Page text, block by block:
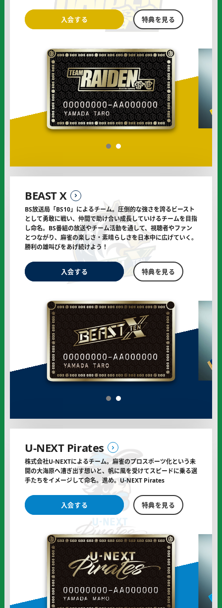
ー
1 2
TEAM
RAIDEN/
電
の
オ
フ
ィ
シ
ャ
ル
に
入会する
TEAM
RAIDEN/
電
の
特典を見る
BEAST X
BS放送局「BS10」によるチーム。圧倒的な強さを誇るビースト
として勇敢に戦い、 仲間で助け合い成長していけるチームを目指
し命名。BS番組の放送やチーム活動を通して、視聴者やファン
とつながり、麻雀の楽しさ・ 素晴らしさを日本中に広げていく。
勝利の雄叫びをあげ続けよう！
1 2
BEAST
X
オ
ル
サ
ポ
入会する
BEAST
X
特典を見る
U-NEXT Pirates
株式会社U-NEXTによるチーム。麻雀のプロスポーツ化という未
開の大海原へ漕ぎ出す想いと、帆に風を受けてスピードに乗る選
手たちをイメージして命名。進め。U-NEXT Pirates
U-
NEXT
の
ャ
ル
入会する
U-
NEXT
の
特典を見る